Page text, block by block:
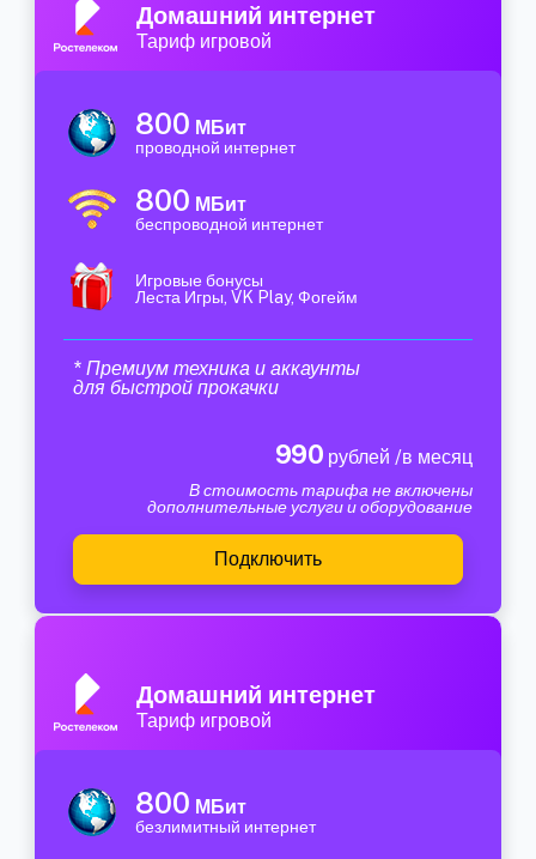
Домашний интернет
Тариф игровой
800 МБит
проводной интернет
800 МБит
беспроводной интернет
Игровые бонусы
Леста Игры, VK Play, Фогейм
* Премиум техника и аккаунты
для быстрой прокачки
990 рублей /в месяц
В стоимость тарифа не включены
дополнительные услуги и оборудование
Подключить
Домашний интернет
Тариф игровой
800 МБит
безлимитный интернет